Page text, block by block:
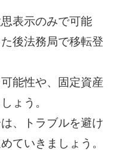
表示のみで可能
後法務局で移転登
能性や、固定資産
ょう。
、トラブルを避け
ていきましょう。